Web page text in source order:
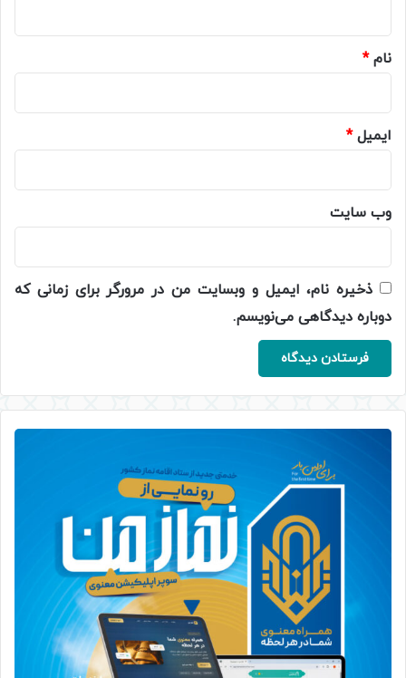
نام*
ایمیل*
وب‌ سایت
ذخیره نام، ایمیل و وبسایت من در مرورگر برای زمانی که
دوباره دیدگاهی می‌نویسم.